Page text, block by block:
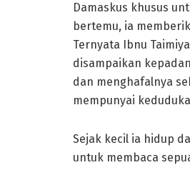
Damaskus khusus
bertemu, ia
Ternyata Ibnu
disampaikan
dan menghafalnya
mempunyai
Sejak kecil ia hidup
untuk membaca